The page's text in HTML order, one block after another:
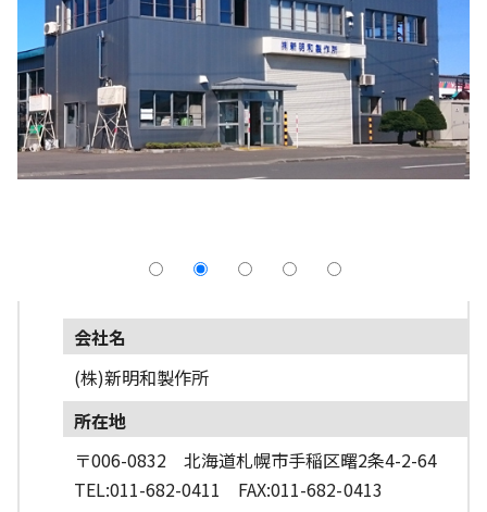
商品・サービス
導入事例
採用情報
よくあるご質問
会社名
(株)新明和製作所
所在地
〒006-0832 北海道札幌市手稲区曙2条4-2-64
TEL:011-682-0411 FAX:011-682-0413